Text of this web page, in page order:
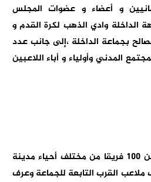
و أعضاء و عضوات المجلس
وادي الذهب لكرة القدم و
بجماعة الداخلة ،إلى جانب عدد
المدني وأولياء و أباء اللاعبين
الدوري عرف مشاركة أزيد من 100 فريقا من مختلف أحياء مدينة
القرب التابعة للجماعة وعرف